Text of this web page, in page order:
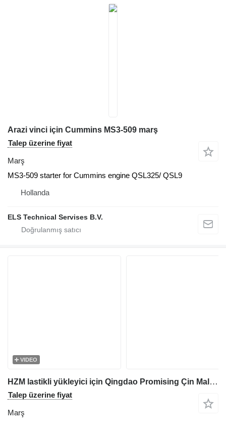
Arazi vinci için Cummins MS3-509 marş
Talep üzerine fiyat
Marş
MS3-509 starter for Cummins engine QSL325/ QSL9
Hollanda
ELS Technical Servises B.V.
VIDEO
HZM lastikli yükleyici için Qingdao Promising Çin Malı Yükleyici Motoru QDY1208W 12V 1.4KW marş
Talep üzerine fiyat
Marş